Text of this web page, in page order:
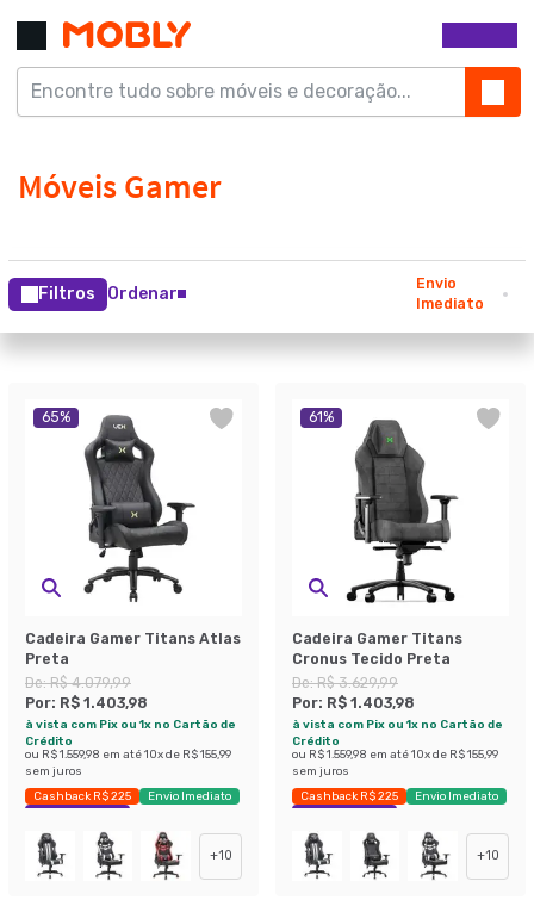
Filtros Ordenar
Envio
Imediato
65%
Cadeira Gamer Titans Atlas
Preta
De:R$ 4.079,99
Por: R$ 1.403,98
à vista com Pix ou 1x no Cartão de
Crédito
ou R$ 1.559,98 em até10x de R$ 155,99
sem juros
Cashback R$ 225
Envio Imediato
Exclusivo Mobly
+10
61%
Cadeira Gamer Titans
Cronus Tecido Preta
De:R$ 3.629,99
Por: R$ 1.403,98
à vista com Pix ou 1x no Cartão de
Crédito
ou R$ 1.559,98 em até10x de R$ 155,99
sem juros
Cashback R$ 225
Envio Imediato
Exclusivo Mobly
+10